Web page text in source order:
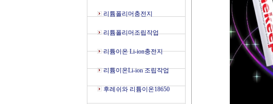
리튬폴리머충전지
리튬폴리머조립작업
리튬이온 Li-ion충전지
리튬이온Li-ion 조립작업
후레쉬와 리튬이온18650